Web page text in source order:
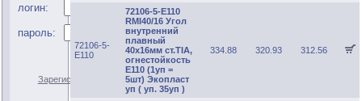
логин:
пароль:
Зарегистрироваться Забыли пароль?
72106-5-
E110
72106-5-E110
RMI40/16 Угол
внутренний
плавный
40х16мм ст.TIA,
огнестойкость
E110 (1уп =
5шт) Экопласт
уп ( уп. 35уп )
334.88 320.93 312.56